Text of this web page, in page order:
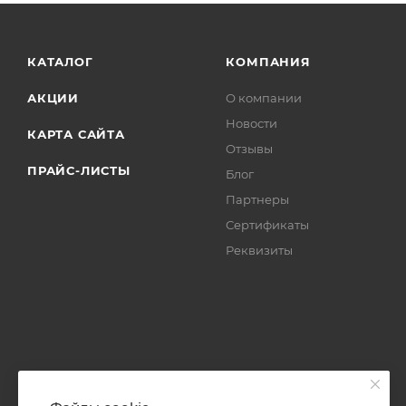
КАТАЛОГ
АКЦИИ
КАРТА САЙТА
ПРАЙС-ЛИСТЫ
КОМПАНИЯ
О компании
Новости
Отзывы
Блог
Партнеры
Сертификаты
Реквизиты